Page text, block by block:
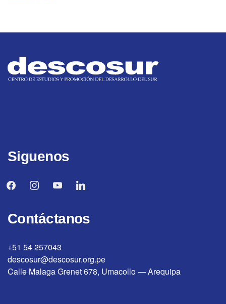
Siguenos
facebookinstagramyoutubelinkedin
Contáctanos
+51 54 257043
descosur@descosur.org.pe
Calle Malaga Grenet 678, Umacollo — Arequipa